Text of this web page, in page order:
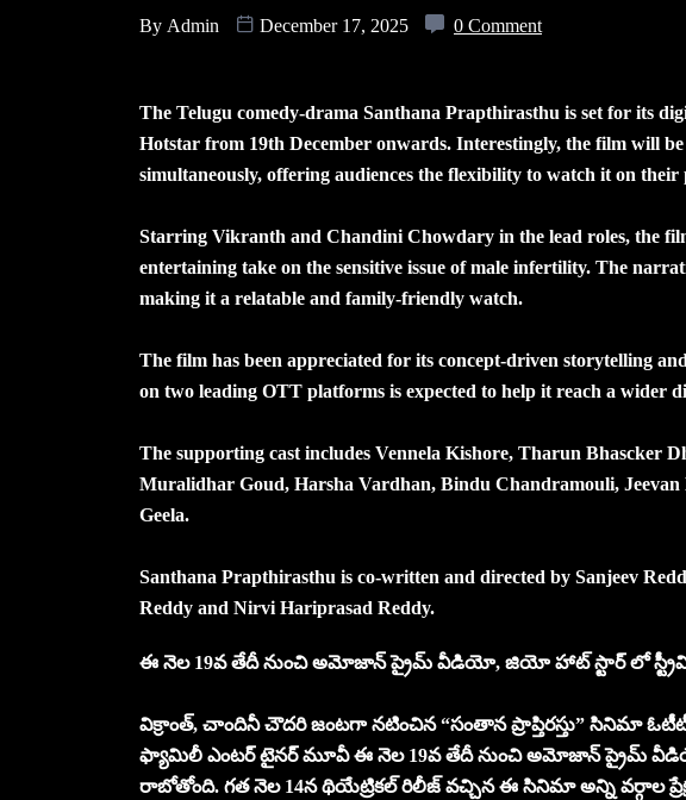
By Admin December 17, 2025 0 Comment
The Telugu comedy-drama Santhana Prapthirasthu is set for its
Hotstar from 19th December onwards. Interestingly, the film will
simultaneously, offering audiences the flexibility to watch it on
Starring Vikranth and Chandini Chowdary in the lead roles, the
entertaining take on the sensitive issue of male infertility. The
making it a relatable and family-friendly watch.
The film has been appreciated for its concept-driven storytelling
on two leading OTT platforms is expected to help it reach a wider
The supporting cast includes Vennela Kishore, Tharun Bhascker
Muralidhar Goud, Harsha Vardhan, Bindu Chandramouli,
Geela.
Santhana Prapthirasthu is co-written and directed by Sanjeev
Reddy and Nirvi Hariprasad Reddy.
ఈ నెల 19వ తేదీ నుంచి అమోజాన్ ప్రైమ్ వీడియో, జియో హాట్ స్టార్ లో స్ట్రీమింగ్
విక్రాంత్, చాందినీ చౌదరి జంటగా నటించిన “సంతాన ప్రాప్తిరస్తు” సినిమా
ఫ్యామిలీ ఎంటర్ టైనర్ మూవీ ఈ నెల 19వ తేదీ నుంచి అమోజాన్ ప్రైమ్
రాబోతోంది. గత నెల 14న థియేట్రికల్ రిలీజ్ వచ్చిన ఈ సినిమా అన్ని వర్గాల